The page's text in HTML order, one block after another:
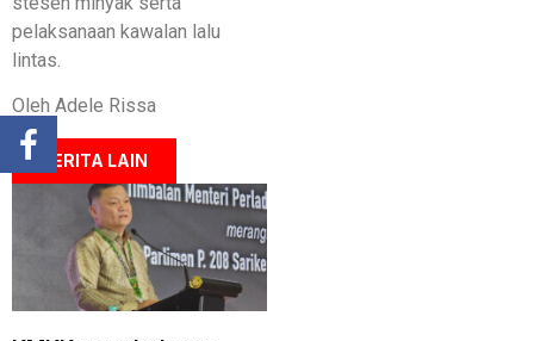
pelaksanaan kawalan lalu
lintas.
Oleh Adele Rissa
BERITA LAIN